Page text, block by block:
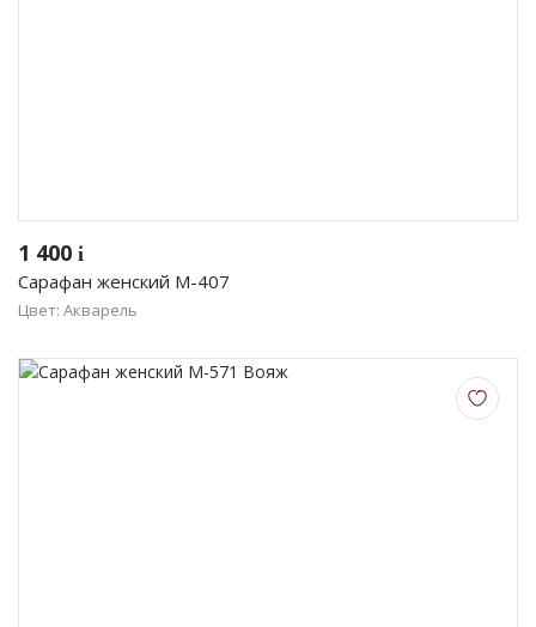
1 400 i
Сарафан женский М-407
Цвет: Акварель